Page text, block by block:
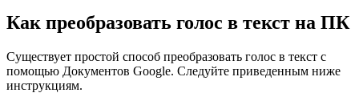
Как преобразовать голос в текст на ПК
Существует простой способ преобразовать голос в текст с
помощью Документов Google. Следуйте приведенным ниже
инструкциям.